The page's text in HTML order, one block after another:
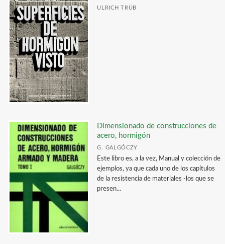
ULRICH TRÜB
Dimensionado de construcciones de
acero, hormigón
G. GALGÓCZY
Este libro es, a la vez, Manual y colección de
ejemplos, ya que cada uno de los capítulos
de la resistencia de materiales -los que se
presen...